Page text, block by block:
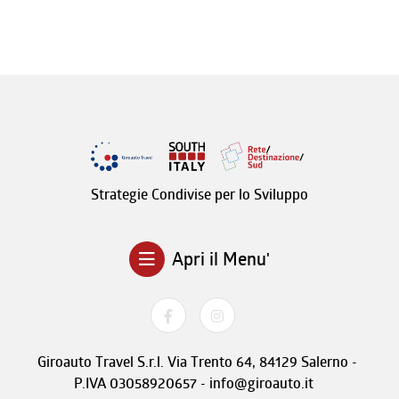
Strategie Condivise per lo Sviluppo
Apri il Menu'
Giroauto Travel S.r.l. Via Trento 64, 84129 Salerno -
P.IVA 03058920657 - info@giroauto.it